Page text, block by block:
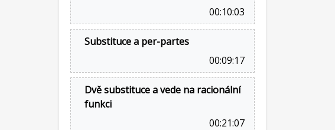
00:10:03
Substituce a per-partes
00:09:17
Dvě substituce a vede na racionální
funkci
00:21:07